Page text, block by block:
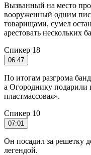
Вызванный на место
вооруженный одним
товарищами, сумел
арестовать нескольких
Спикер 18
06:47
По итогам разгрома
а Огороднику подарили
пластмассовая».
Спикер 10
07:01
Он посадил за решетку
легендой.